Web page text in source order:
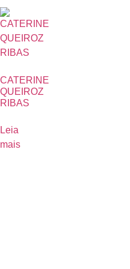
CATERINE
QUEIROZ
RIBAS
Leia
mais